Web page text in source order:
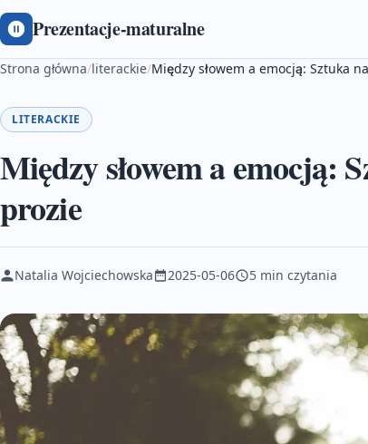
Prezentacje-maturalne
Strona główna/literackie/Między słowem a emocją: Sztuka
LITERACKIE
Między słowem a emocją:
prozie
Natalia Wojciechowska 2025-05-06 5 min czytania